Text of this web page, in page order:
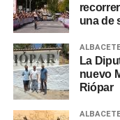
una de
La
nuevo
Riópar